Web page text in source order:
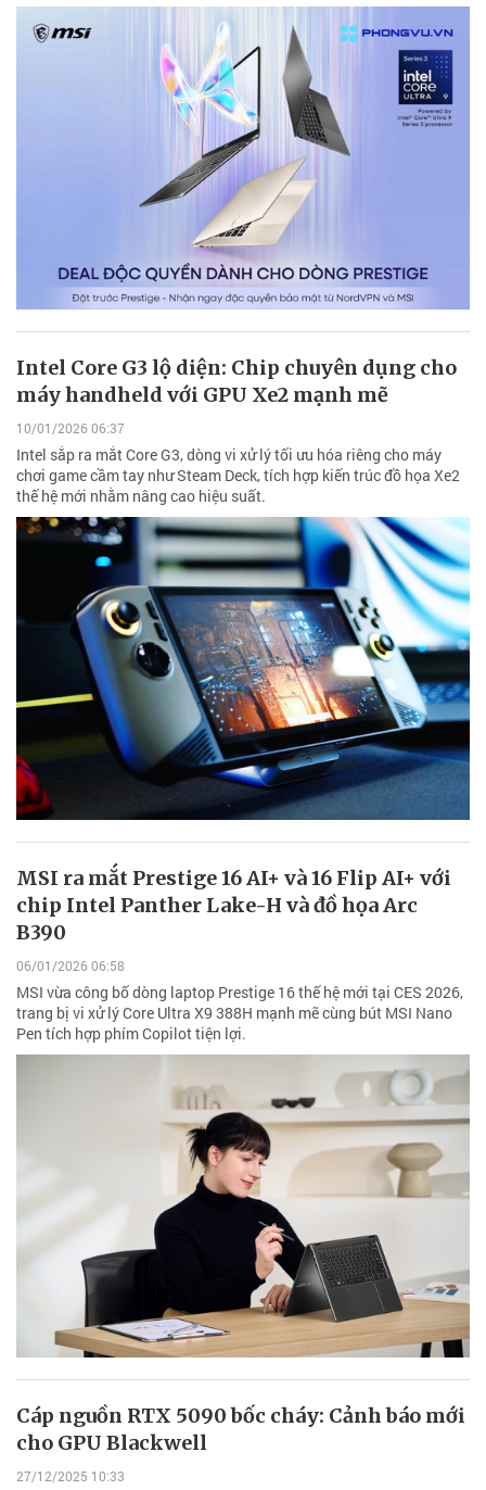
Intel Core G3 lộ diện: Chip chuyên dụng cho
máy handheld với GPU Xe2 mạnh mẽ
10/01/2026 06:37
Intel sắp ra mắt Core G3, dòng vi xử lý tối ưu hóa riêng cho máy
chơi game cầm tay như Steam Deck, tích hợp kiến trúc đồ họa Xe2
thế hệ mới nhằm nâng cao hiệu suất.
MSI ra mắt Prestige 16 AI+ và 16 Flip AI+ với
chip Intel Panther Lake-H và đồ họa Arc
B390
06/01/2026 06:58
MSI vừa công bố dòng laptop Prestige 16 thế hệ mới tại CES 2026,
trang bị vi xử lý Core Ultra X9 388H mạnh mẽ cùng bút MSI Nano
Pen tích hợp phím Copilot tiện lợi.
Cáp nguồn RTX 5090 bốc cháy: Cảnh báo mới
cho GPU Blackwell
27/12/2025 10:33